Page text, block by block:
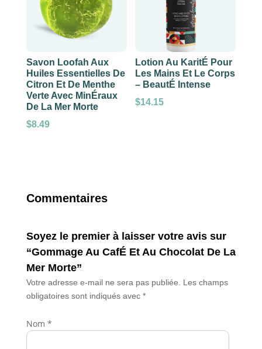
Savon Loofah Aux
Huiles Essentielles De
Citron Et De Menthe
Verte Avec MinÉraux
De La Mer Morte
$8.49
Lotion Au KaritÉ Pour
Les Mains Et Le Corps
– BeautÉ Intense
$14.15
Commentaires
Soyez le premier à laisser votre avis sur
“Gommage Au CafÉ Et Au Chocolat De La
Mer Morte”
Votre adresse e-mail ne sera pas publiée. Les champs
obligatoires sont indiqués avec *
Nom *